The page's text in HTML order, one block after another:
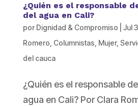
¿Quién es el responsable
del agua en Cali?
por Dignidad & Compromiso Jul
Romero Columnistas Mujer,
del cauca
¿Quién es el responsable
agua en Cali? Por Clara